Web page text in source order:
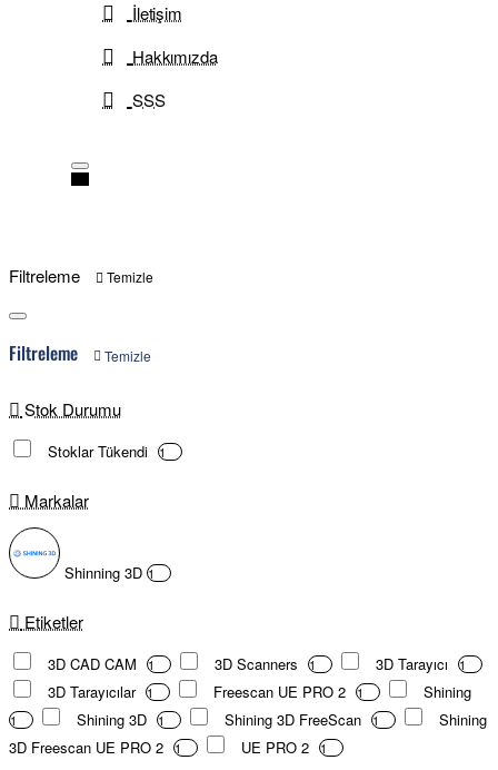
İletişim
Hakkımızda
SSS
Filtreleme Temizle
Filtreleme Temizle
Stok Durumu
Stoklar Tükendi 1
Markalar
Shinning 3D 1
Etiketler
3D CAD CAM 1 3D Scanners 1 3D Tarayıcı 1
3D Tarayıcılar 1 Freescan UE PRO 2 1 Shining
1 Shining 3D 1 Shining 3D FreeScan 1
Shining
3D Freescan UE PRO 2
1 UE PRO 2 1